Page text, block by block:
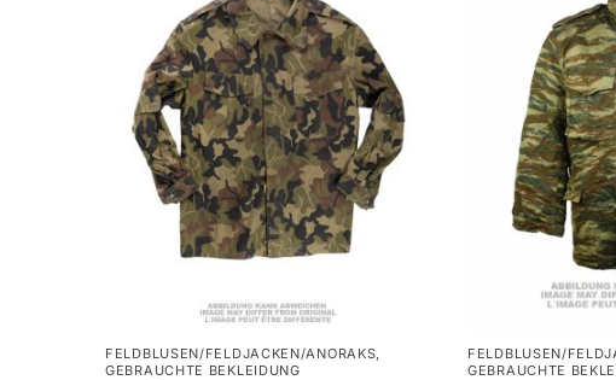
FELDBLUSEN/FELDJACKEN/ANORAKS,
GEBRAUCHTE BEKLEIDUNG
FELDBLUSEN/
GEBRAUCHTE